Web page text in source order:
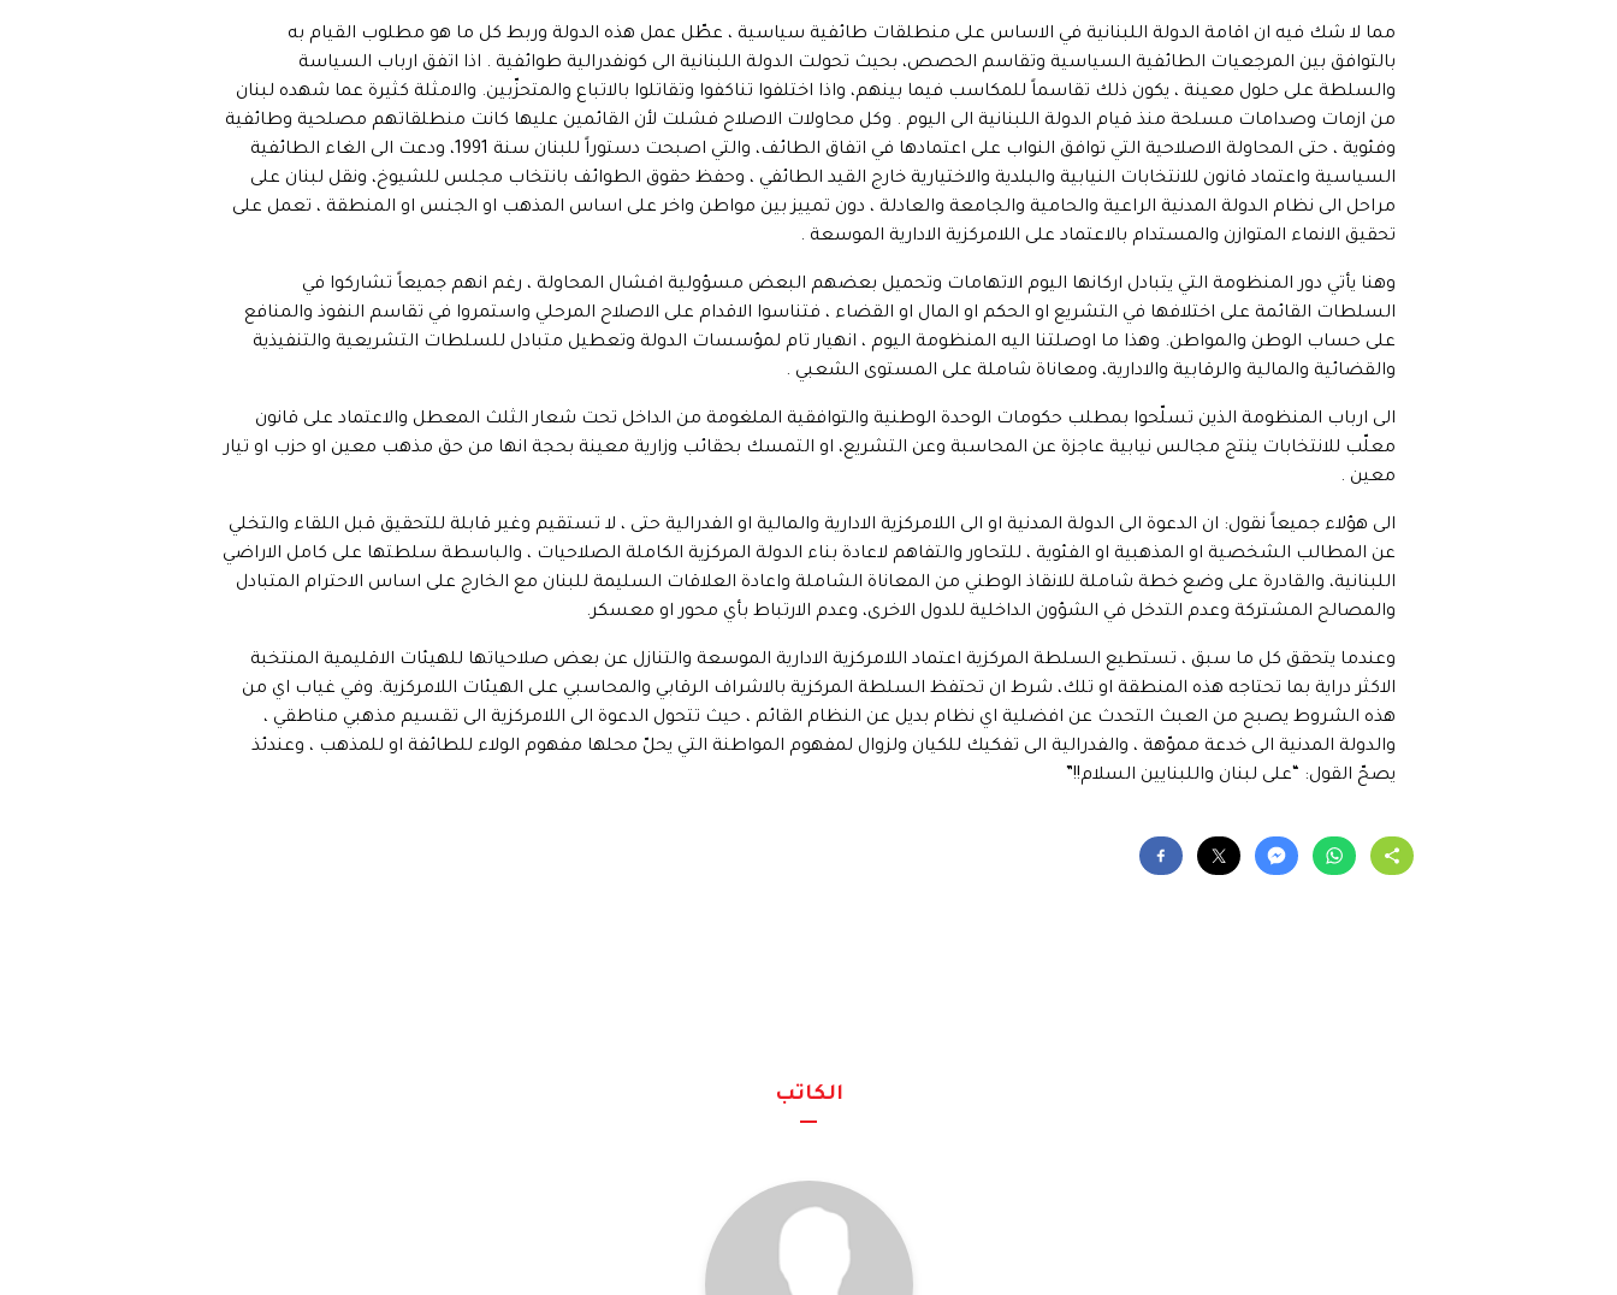
مما لا شك فيه ان اقامة الدولة اللبنانية في الاساس على منطلقات طائفية سياسية ، عطّل عمل هذه الدولة وربط كل ما هو مطلوب القيام به
بالتوافق بين المرجعيات الطائفية السياسية وتقاسم الحصص، بحيث تحولت الدولة اللبنانية الى كونفدرالية طوائفية . اذا اتفق ارباب السياسة
والسلطة على حلول معينة ، يكون ذلك تقاسماً للمكاسب فيما بينهم، واذا اختلفوا تناكفوا وتقاتلوا بالاتباع والمتحزّبين. والامثلة كثيرة عما شهده لبنان
من ازمات وصدامات مسلحة منذ قيام الدولة اللبنانية الى اليوم . وكل محاولات الاصلاح فشلت لأن القائمين عليها كانت منطلقاتهم مصلحية وطائفية
وفئوية ، حتى المحاولة الاصلاحية التي توافق النواب على اعتمادها في اتفاق الطائف، والتي اصبحت دستوراً للبنان سنة 1991، ودعت الى الغاء الطائفية
السياسية واعتماد قانون للانتخابات النيابية والبلدية والاختيارية خارج القيد الطائفي ، وحفظ حقوق الطوائف بانتخاب مجلس للشيوخ، ونقل لبنان على
مراحل الى نظام الدولة المدنية الراعية والحامية والجامعة والعادلة ، دون تمييز بين مواطن واخر على اساس المذهب او الجنس او المنطقة ، تعمل على
تحقيق الانماء المتوازن والمستدام بالاعتماد على اللامركزية الادارية الموسعة .
وهنا يأتي دور المنظومة التي يتبادل اركانها اليوم الاتهامات وتحميل بعضهم البعض مسؤولية افشال المحاولة ، رغم انهم جميعاً تشاركوا في
السلطات القائمة على اختلافها في التشريع او الحكم او المال او القضاء ، فتناسوا الاقدام على الاصلاح المرحلي واستمروا في تقاسم النفوذ والمنافع
على حساب الوطن والمواطن. وهذا ما اوصلتنا اليه المنظومة اليوم ، انهيار تام لمؤسسات الدولة وتعطيل متبادل للسلطات التشريعية والتنفيذية
والقضائية والمالية والرقابية والادارية، ومعاناة شاملة على المستوى الشعبي .
الى ارباب المنظومة الذين تسلّحوا بمطلب حكومات الوحدة الوطنية والتوافقية الملغومة من الداخل تحت شعار الثلث المعطل والاعتماد على قانون
معلّب للانتخابات ينتج مجالس نيابية عاجزة عن المحاسبة وعن التشريع، او التمسك بحقائب وزارية معينة بحجة انها من حق مذهب معين او حزب او تيار
معين .
الى هؤلاء جميعاً نقول: ان الدعوة الى الدولة المدنية او الى اللامركزية الادارية والمالية او الفدرالية حتى ، لا تستقيم وغير قابلة للتحقيق قبل اللقاء والتخلي
عن المطالب الشخصية او المذهبية او الفئوية ، للتحاور والتفاهم لاعادة بناء الدولة المركزية الكاملة الصلاحيات ، والباسطة سلطتها على كامل الاراضي
اللبنانية، والقادرة على وضع خطة شاملة للانقاذ الوطني من المعاناة الشاملة واعادة العلاقات السليمة للبنان مع الخارج على اساس الاحترام المتبادل
والمصالح المشتركة وعدم التدخل في الشؤون الداخلية للدول الاخرى، وعدم الارتباط بأي محور او معسكر.
وعندما يتحقق كل ما سبق ، تستطيع السلطة المركزية اعتماد اللامركزية الادارية الموسعة والتنازل عن بعض صلاحياتها للهيئات الاقليمية المنتخبة
الاكثر دراية بما تحتاجه هذه المنطقة او تلك، شرط ان تحتفظ السلطة المركزية بالاشراف الرقابي والمحاسبي على الهيئات اللامركزية. وفي غياب اي من
هذه الشروط يصبح من العبث التحدث عن افضلية اي نظام بديل عن النظام القائم ، حيث تتحول الدعوة الى اللامركزية الى تقسيم مذهبي مناطقي ،
والدولة المدنية الى خدعة مموّهة ، والفدرالية الى تفكيك للكيان ولزوال لمفهوم المواطنة التي يحلّ محلها مفهوم الولاء للطائفة او للمذهب ، وعندئذ
يصحّ القول: “على لبنان واللبنايين السلام!!”
الكاتب